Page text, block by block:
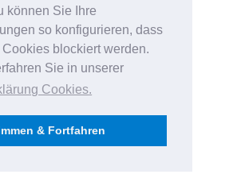
können Sie Ihre
so konfigurieren, dass
blockiert werden.
Sie in unserer
Cookies.
& Fortfahren